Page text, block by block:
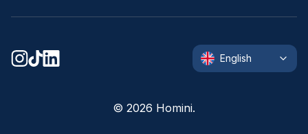
© 2026 Homini.
English